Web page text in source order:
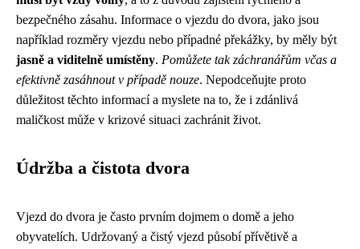
bezpečného zásahu. Informace o vjezdu do dvora, jako jsou
například rozměry vjezdu nebo případné překážky, by měly být
jasně a viditelně umístěny. Pomůžete tak záchranářům včas a
efektivně zasáhnout v případě nouze. Nepodceňujte proto
důležitost těchto informací a myslete na to, že i zdánlivá
maličkost může v krizové situaci zachránit život.
Údržba a čistota dvora
Vjezd do dvora je často prvním dojmem o domě a jeho
obyvatelích. Udržovaný a čistý vjezd působí přívětivě a